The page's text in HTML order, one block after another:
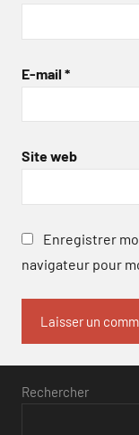
E-mail *
Site web
Enregistrer
navigateur pour
Rechercher